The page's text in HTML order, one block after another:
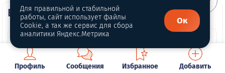
ВИП автомобили
Профиль Сообщения Избранное Добавить
Для правильной и стабильной
работы, сайт использует файлы
Cookie, а так же сервис для сбора
аналитики Яндекс.Метрика
Ок